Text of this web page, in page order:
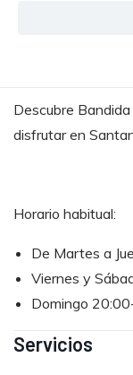
Descubre
disfrutar en
Horario habitual:
De Martes a
Viernes y
Domingo
Servicios